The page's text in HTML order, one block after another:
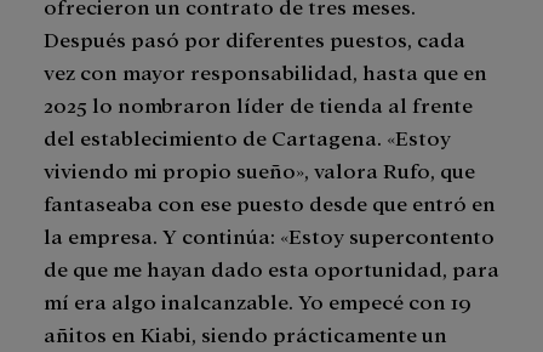
ofrecieron un contrato de tres meses.
Después pasó por diferentes puestos, cada
vez con mayor responsabilidad, hasta que en
2025 lo nombraron líder de tienda al frente
del establecimiento de Cartagena. «Estoy
viviendo mi propio sueño», valora Rufo, que
fantaseaba con ese puesto desde que entró en
la empresa. Y continúa: «Estoy supercontento
de que me hayan dado esta oportunidad, para
mí era algo inalcanzable. Yo empecé con 19
añitos en Kiabi, siendo prácticamente un